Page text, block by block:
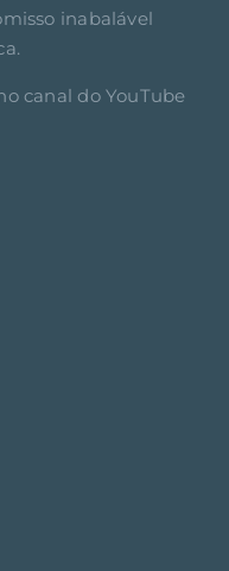
inabalável
canal do YouTube